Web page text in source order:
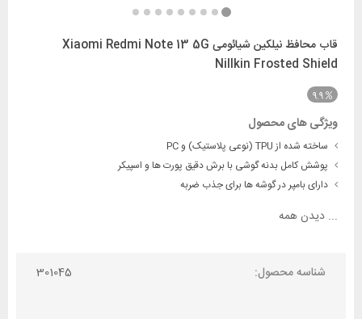
قاب محافظ نیلکین شیائومی Xiaomi Redmi Note 13 5G
Nillkin Frosted Shield
9.9
ویژگی های محصول
ساخته شده از TPU (نوعی پلاستیک) و PC
پوشش کامل بدنه گوشی با برش دقیق پورت ها و اسپیکر
دارای بامپر در گوشه ها برای جذب ضربه
... دیدن همه
شناسه محصول: 301045